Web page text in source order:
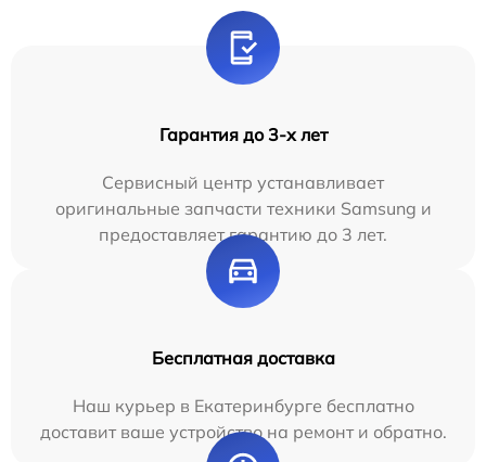
Гарантия до 3-х лет
Сервисный центр устанавливает
оригинальные запчасти техники Samsung и
предоставляет гарантию до 3 лет.
Бесплатная доставка
Наш курьер в Екатеринбурге бесплатно
доставит ваше устройство на ремонт и обратно.